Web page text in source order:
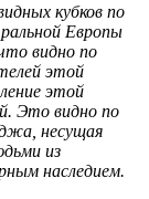
кубков по
Европы
видно по
этой
этой
Это видно по
несущая
из
наследием.